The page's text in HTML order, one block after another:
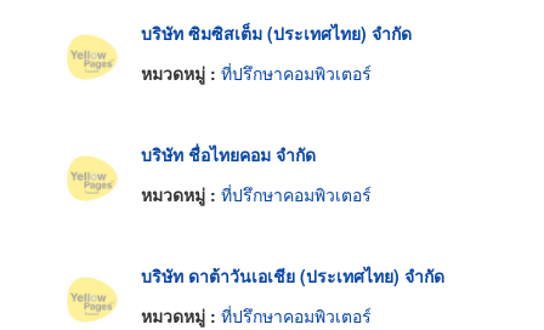
บริษัท ซิมซิสเต็ม (ประเทศไทย) จำกัด
หมวดหมู่ : ที่ปรึกษาคอมพิวเตอร์
บริษัท ชื่อไทยคอม จำกัด
หมวดหมู่ : ที่ปรึกษาคอมพิวเตอร์
บริษัท ดาต้าวันเอเชีย (ประเทศไทย) จำกัด
หมวดหมู่ : ที่ปรึกษาคอมพิวเตอร์